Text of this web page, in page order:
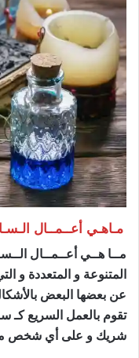
مـاهـي أعــمــال
مــا هــي أعــمــال
المتنوعة و المتعددة و
عن بعضها البعض
تقوم بالعمل السريع كـ
شريك و على أي شخص